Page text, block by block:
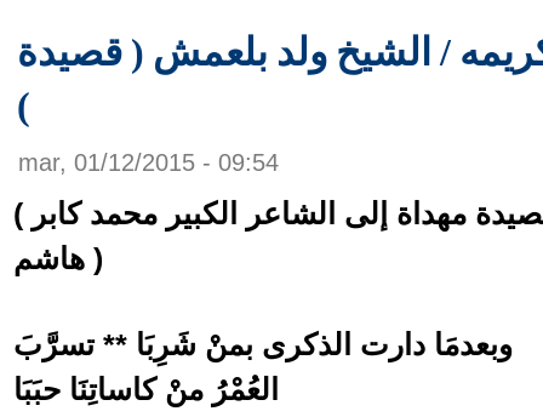
/ الشيخ ولد بلعمش ( قصيدة
)
mar, 01/12/2015 - 09:54
( قصيدة مهداة إلى الشاعر الكبير محمد كابر
هاشم )
وبعدمَا دارت الذكرى بمنْ شَرِبَا ** تسرَّبَ
العُمْرُ منْ كاساتِنَا حبَبَا